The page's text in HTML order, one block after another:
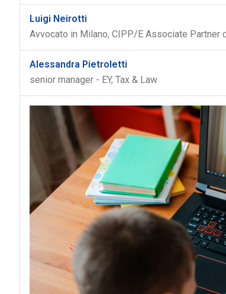
Luigi Neirotti
Avvocato in Milano, CIPP/E Associate Partner
Alessandra Pietroletti
senior manager - EY, Tax & Law